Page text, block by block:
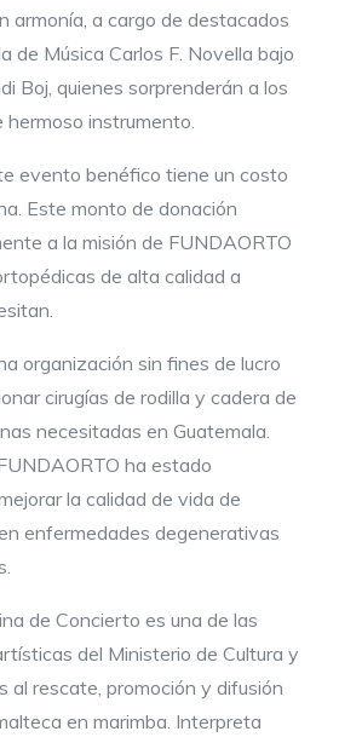
armonía, a cargo de destacados
de Música Carlos F. Novella bajo
Boj, quienes sorprenderán a los
instrumento.
evento benéfico tiene un costo
Este monto de donación
a la misión de FUNDAORTO
de alta calidad a
organización sin fines de lucro
cirugías de rodilla y cadera de
necesitadas en Guatemala.
ha estado
la calidad de vida de
enfermedades degenerativas
de Concierto es una de las
del Ministerio de Cultura y
al rescate, promoción y difusión
en marimba. Interpreta